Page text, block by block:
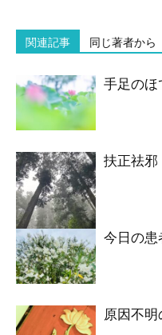
関連記事 同じ著者から
手足のほ
扶正祛邪
今日の患
原因不明